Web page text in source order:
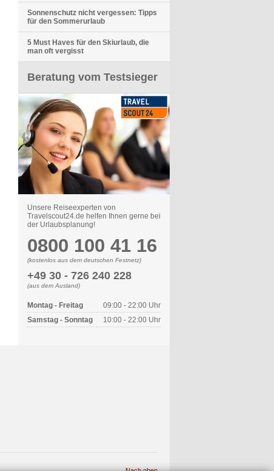
Sonnenschutz nicht vergessen: Tipps
für den Sommerurlaub
5 Must Haves für den Skiurlaub, die
man oft vergisst
Beratung vom Testsieger
Unsere Reiseexperten von
Travelscout24.de helfen Ihnen gerne bei
der Urlaubsplanung!
0800 100 41 16
(kostenlos aus dem deutschen Festnetz)
+49 30 - 726 240 228
(aus dem Ausland)
Montag - Freitag
09:00 - 22:00 Uhr
Samstag - Sonntag
10:00 - 22:00 Uhr